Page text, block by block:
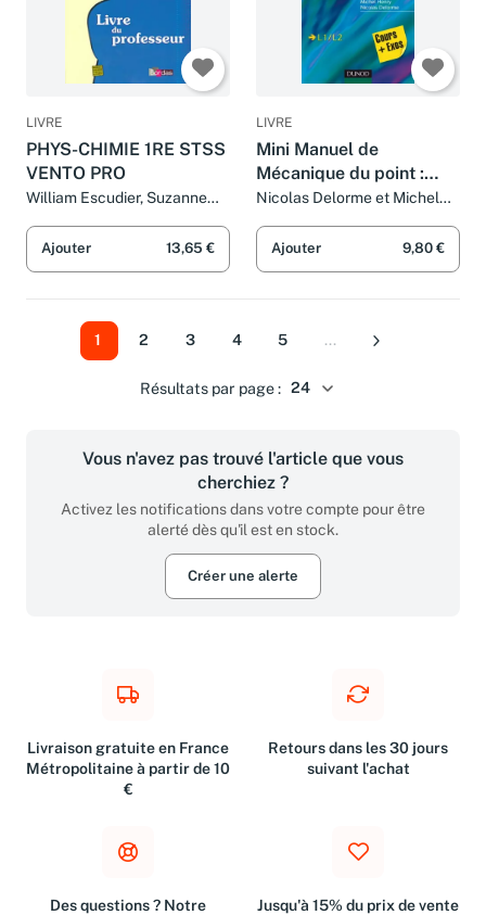
LIVRE
PHYS-CHIMIE 1RE STSS
VENTO PRO
William Escudier, Suzanne
Denis Regaud, Fredéric
Tapiero, Gérard Vidal et René
Ajouter 13,65 €
LIVRE
Mini Manuel de
Mécanique du point :
Cours et exercices
corrigés
Nicolas Delorme et Michel
Ajouter 9,80 €
Résultats par page :
1 2 3 4 5 ... Suivant
Vous n'avez pas trouvé l'article que vous
cherchiez ?
Activez les notifications dans votre compte pour être
alerté dès qu'il est en stock.
Créer une alerte
Livraison gratuite en France
Métropolitaine à partir de 10
€
Retours dans les 30 jours
suivant l'achat
Des questions ? Notre
Jusqu'à 15% du prix de vente